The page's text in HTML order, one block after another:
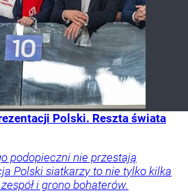
Polski. Reszta świata
podopieczni nie przestają
Polski siatkarzy to nie tylko kilka
i grono bohaterów.